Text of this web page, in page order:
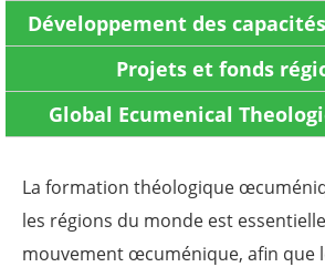
Développement des
Projets et fonds
Global Ecumenical
La formation théologique
les régions du monde est
mouvement œcuménique, afin que